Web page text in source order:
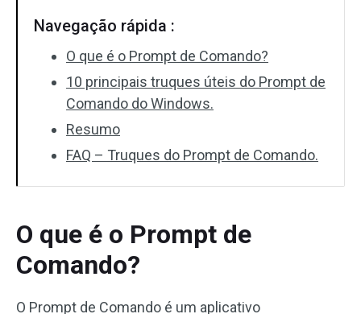
Navegação rápida :
O que é o Prompt de Comando?
10 principais truques úteis do Prompt de
Comando do Windows.
Resumo
FAQ – Truques do Prompt de Comando.
O que é o Prompt de
Comando?
O Prompt de Comando é um aplicativo